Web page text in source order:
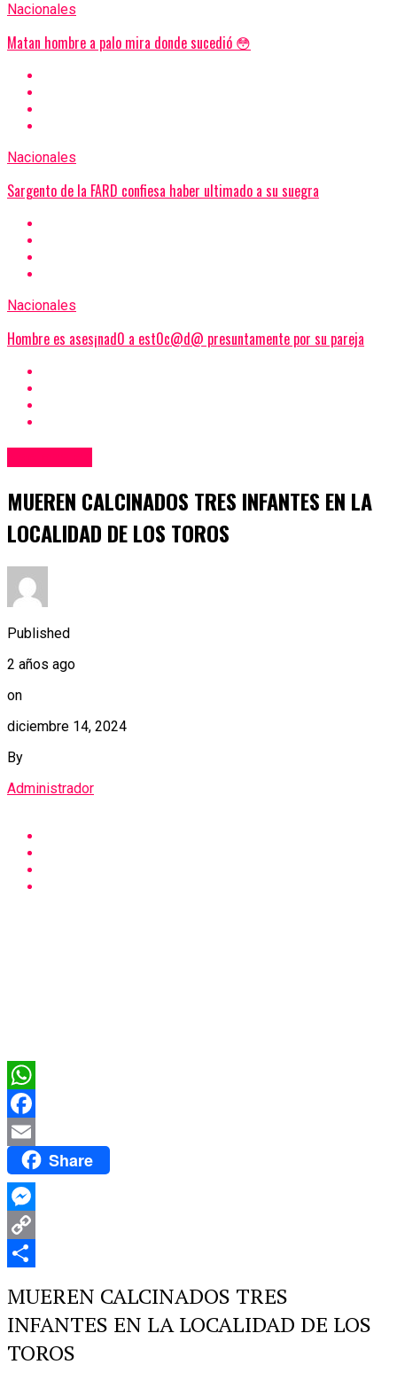
Nacionales
Matan hombre a palo mira donde sucedió 😳
Nacionales
Sargento de la FARD confiesa haber ultimado a su suegra
Nacionales
Hombre es ases¡nad0 a est0c@d@ presuntamente por su pareja
MUEREN CALCINADOS TRES INFANTES EN LA
LOCALIDAD DE LOS TOROS
Published
2 años ago
on
diciembre 14, 2024
By
Administrador
WhatsApp
Facebook
Email Share
Messenger
Copy
MUEREN CALCINADOS TRES
INFANTES EN LA LOCALIDAD DE LOS
TOROS